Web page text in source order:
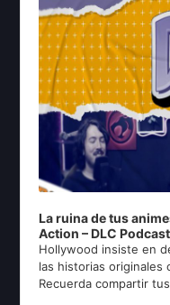
La ruina de tus
Action – DLC
Hollywood insiste en
las historias originales
Recuerda compartir